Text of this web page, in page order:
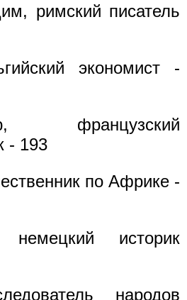
римский писатель
экономист -
французский
- 193
по Африке -
немецкий историк
народов